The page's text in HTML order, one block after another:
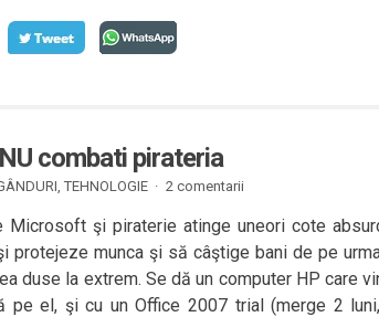
combati pirateria
, TEHNOLOGIE· 2 comentarii
Microsoft şi piraterie atinge uneori cote
protejeze munca şi să câştige bani de pe
duse la extrem. Se dă un computer HP care
pe el, şi cu un Office 2007 trial (merge 2